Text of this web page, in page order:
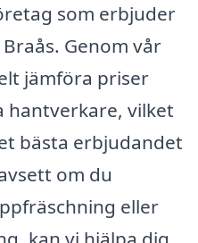
som erbjuder
Genom vår
jämföra priser
hantverkare, vilket
bästa erbjudandet
om du
eller